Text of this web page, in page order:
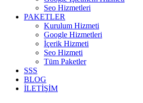
Seo Hizmetleri
PAKETLER
Kurulum Hizmeti
Google Hizmetleri
İçerik Hizmeti
Seo Hizmeti
Tüm Paketler
SSS
BLOG
İLETİŞİM